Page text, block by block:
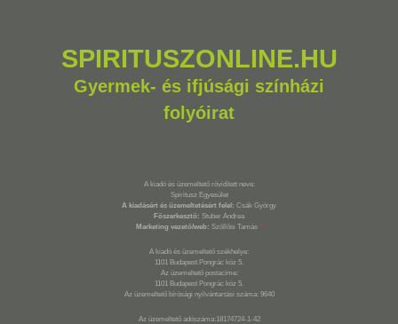
SPIRITUSZONLINE.HU
Gyermek- és ifjúsági színházi
folyóirat
A kiadó és üzemeltető rövidített neve:
Spiritusz Egyesület
A kiadásért és üzemeltetésért felel: Csák György
Főszerkesztő: Stuber Andrea
Marketing vezető/web: Szöllősi Tamás *
A kiadó és üzemeltető székhelye:
1101 Budapest Pongrác köz 5.
Az üzemeltető postacíme:
1101 Budapest Pongrác köz 5.
Az üzemeltető bírósági nyilvántartási száma: 9640
Az üzemeltető adószáma:18174724-1-42